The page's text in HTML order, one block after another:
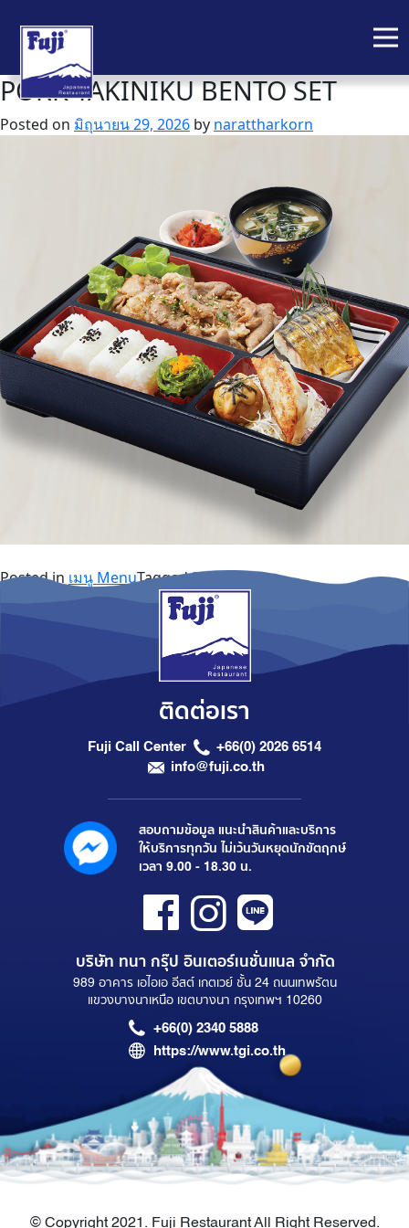
Skip
to
content
PORK YAKINIKU BENTO SET
Posted on มิถุนายน 29, 2026 by narattharkorn
Posted in เมนู MenuTaggedBento
ติดต่อเรา
Fuji Call Center
+66(0) 2026 6514
info@fuji.co.th
สอบถามข้อมูล แนะนำสินค้าและบริการ
ให้บริการทุกวัน ไม่เว้นวันหยุดนักขัตฤกษ์
เวลา 9.00 - 18.30 น.
บริษัท ทนา กรุ๊ป อินเตอร์เนชั่นแนล จำกัด
989 อาคาร เอไอเอ อีสต์ เกตเวย์ ชั้น 24 ถนนเทพรัตน
แขวงบางนาเหนือ เขตบางนา กรุงเทพฯ 10260
+66(0) 2340 5888
https://www.tgi.co.th
© Copyright 2021. Fuji Restaurant All Right Reserved.